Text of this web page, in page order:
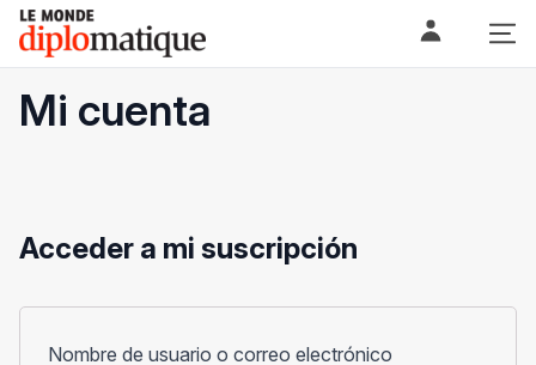
Skip
content
Le monde diplomatique
Mi cuenta
Acceder a mi suscripción
Nombre de usuario o correo electrónico